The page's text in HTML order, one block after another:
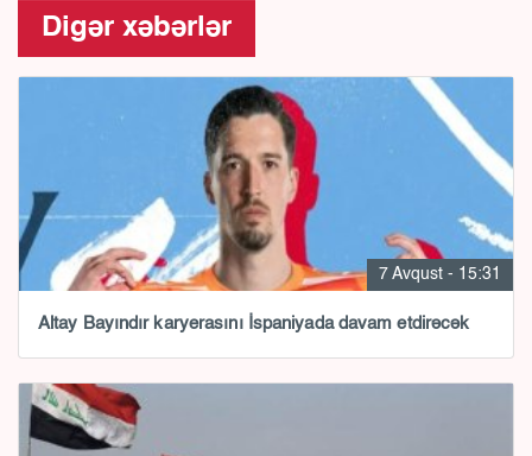
Digər xəbərlər
7 Avqust - 15:31
Altay Bayındır karyerasını İspaniyada davam etdirəcək